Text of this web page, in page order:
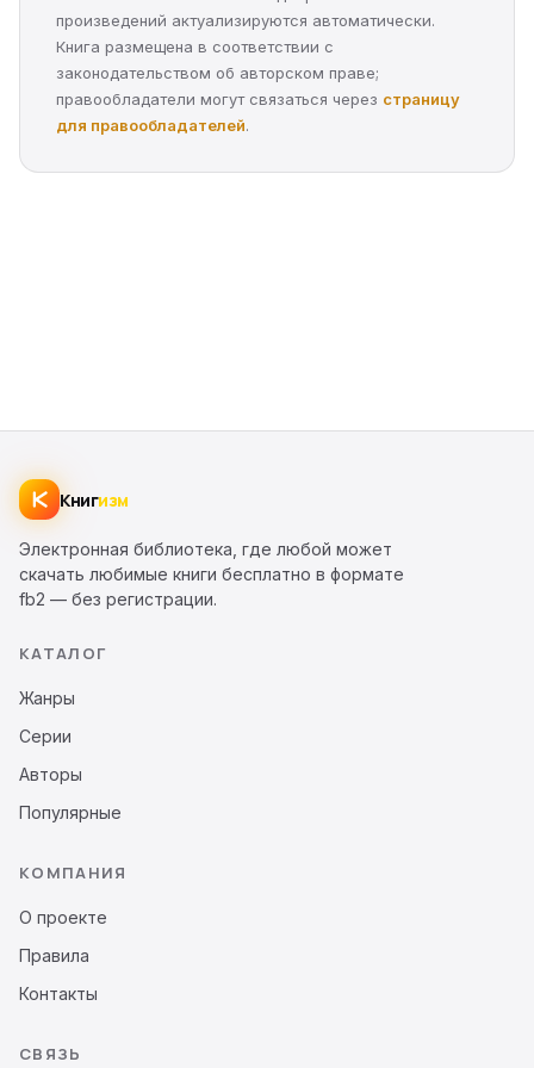
произведений актуализируются автоматически.
Книга размещена в соответствии с
законодательством об авторском праве;
правообладатели могут связаться через страницу
для правообладателей.
Книгизм
Электронная библиотека, где любой может
скачать любимые книги бесплатно в формате
fb2 — без регистрации.
КАТАЛОГ
Жанры
Серии
Авторы
Популярные
КОМПАНИЯ
О проекте
Правила
Контакты
СВЯЗЬ